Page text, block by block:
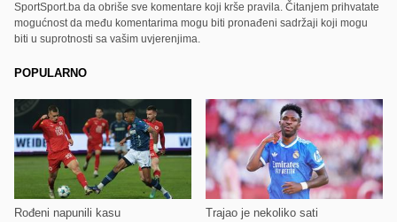
SportSport.ba da obriše sve komentare koji krše pravila. Čitanjem prihvatate
mogućnost da među komentarima mogu biti pronađeni sadržaji koji mogu
biti u suprotnosti sa vašim uvjerenjima.
POPULARNO
Rođeni napunili kasu Trajao je nekoliko sati